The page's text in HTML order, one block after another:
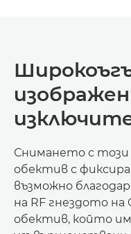
Снимането с този
обектив с
възможно
на RF гнездото на
обектив, който